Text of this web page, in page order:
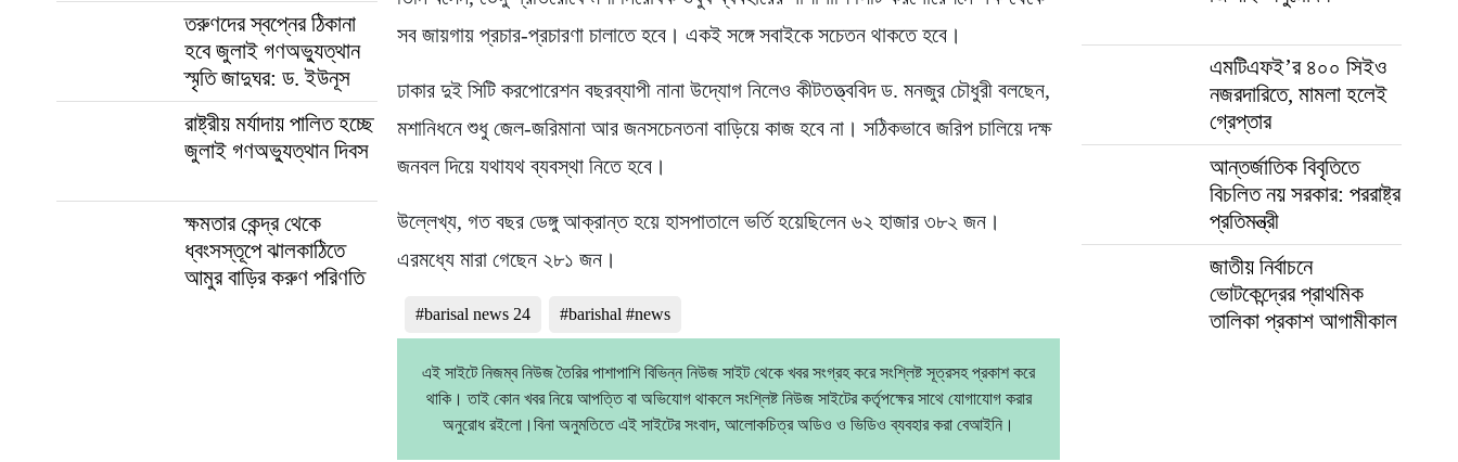
তরুণদের স্বপ্নের ঠিকানা
হবে জুলাই গণঅভ্যুত্থান
স্মৃতি জাদুঘর: ড. ইউনূস
রাষ্ট্রীয় মর্যাদায় পালিত হচ্ছে
জুলাই গণঅভ্যুত্থান দিবস
ক্ষমতার কেন্দ্র থেকে
ধ্বংসস্তূপে ঝালকাঠিতে
আমুর বাড়ির করুণ পরিণতি
সব জায়গায় প্রচার-প্রচারণা চালাতে হবে। একই সঙ্গে সবাইকে সচেতন থাকতে হবে।
ঢাকার দুই সিটি করপোরেশন বছরব্যাপী নানা উদ্যোগ নিলেও কীটতত্ত্ববিদ ড. মনজুর চৌধুরী বলছেন,
মশানিধনে শুধু জেল-জরিমানা আর জনসচেনতনা বাড়িয়ে কাজ হবে না। সঠিকভাবে জরিপ চালিয়ে দক্ষ
জনবল দিয়ে যথাযথ ব্যবস্থা নিতে হবে।
উল্লেখ্য, গত বছর ডেঙ্গু আক্রান্ত হয়ে হাসপাতালে ভর্তি হয়েছিলেন ৬২ হাজার ৩৮২ জন।
এরমধ্যে মারা গেছেন ২৮১ জন।
#barisal news 24 #barishal #news
এই সাইটে নিজম্ব নিউজ তৈরির পাশাপাশি বিভিন্ন নিউজ সাইট থেকে খবর সংগ্রহ করে সংশ্লিষ্ট সূত্রসহ প্রকাশ করে
থাকি। তাই কোন খবর নিয়ে আপত্তি বা অভিযোগ থাকলে সংশ্লিষ্ট নিউজ সাইটের কর্তৃপক্ষের সাথে যোগাযোগ করার
অনুরোধ রইলো।বিনা অনুমতিতে এই সাইটের সংবাদ, আলোকচিত্র অডিও ও ভিডিও ব্যবহার করা বেআইনি।
এমটিএফই’র ৪০০ সিইও
নজরদারিতে, মামলা হলেই
গ্রেপ্তার
আন্তর্জাতিক বিবৃতিতে
বিচলিত নয় সরকার: পররাষ্ট্র
প্রতিমন্ত্রী
জাতীয় নির্বাচনে
ভোটকেন্দ্রের প্রাথমিক
তালিকা প্রকাশ আগামীকাল